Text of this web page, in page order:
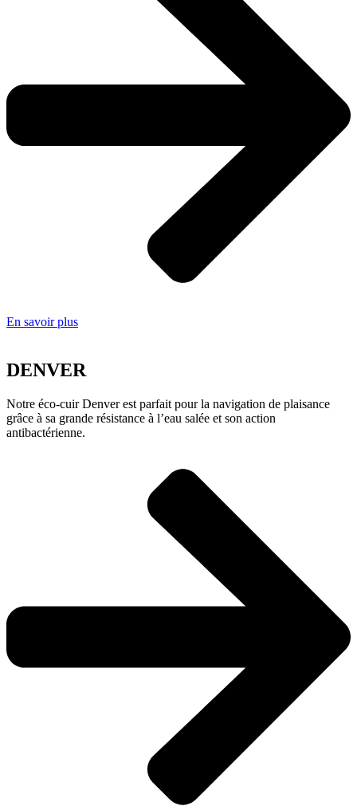
En savoir plus
DENVER
Notre éco-cuir Denver est parfait pour la navigation de plaisance
grâce à sa grande résistance à l’eau salée et son action
antibactérienne.